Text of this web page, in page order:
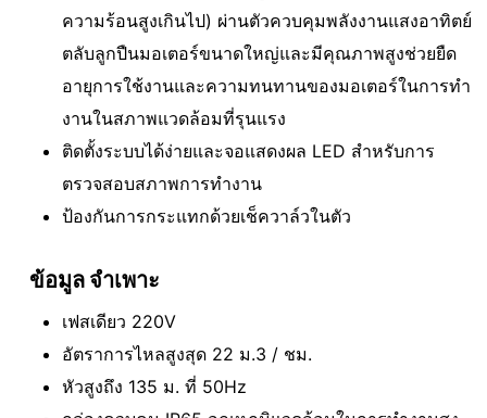
ความร้อนสูงเกินไป) ผ่านตัวควบคุมพลังงานแสงอาทิตย์
ตลับลูกปืนมอเตอร์ขนาดใหญ่และมีคุณภาพสูงช่วยยืด
อายุการใช้งานและความทนทานของมอเตอร์ในการทํา
งานในสภาพแวดล้อมที่รุนแรง
ติดตั้งระบบได้ง่ายและจอแสดงผล LED สําหรับการ
ตรวจสอบสภาพการทํางาน
ป้องกันการกระแทกด้วยเช็ควาล์วในตัว
ข้อมูล จำเพาะ
เฟสเดียว 220V
อัตราการไหลสูงสุด 22 ม.3 / ชม.
หัวสูงถึง 135 ม. ที่ 50Hz